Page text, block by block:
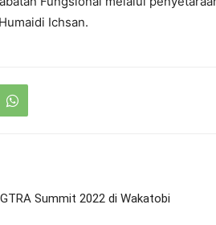
Ichsan.
Summit 2022 di Wakatobi